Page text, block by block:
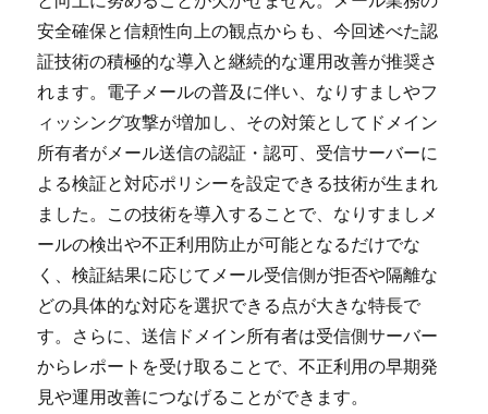
安全確保と信頼性向上の観点からも、今回述べた認
証技術の積極的な導入と継続的な運用改善が推奨さ
れます。電子メールの普及に伴い、なりすましやフ
ィッシング攻撃が増加し、その対策としてドメイン
所有者がメール送信の認証・認可、受信サーバーに
よる検証と対応ポリシーを設定できる技術が生まれ
ました。この技術を導入することで、なりすましメ
ールの検出や不正利用防止が可能となるだけでな
く、検証結果に応じてメール受信側が拒否や隔離な
どの具体的な対応を選択できる点が大きな特長で
す。さらに、送信ドメイン所有者は受信側サーバー
からレポートを受け取ることで、不正利用の早期発
見や運用改善につなげることができます。